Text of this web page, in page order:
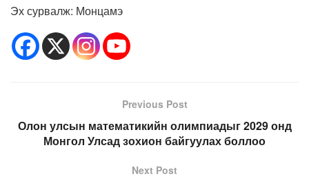
Эх сурвалж: Монцамэ
Previous Post
Олон улсын математикийн олимпиадыг 2029 онд
Монгол Улсад зохион байгуулах боллоо
Next Post